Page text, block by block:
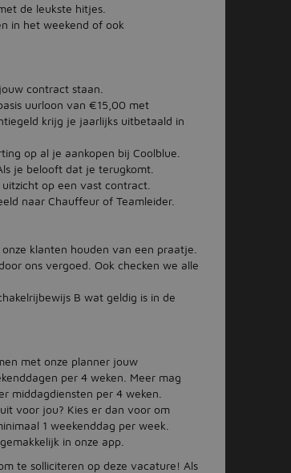
de leukste hitjes.
in het weekend of ook
contract staan.
uurloon van €15,00 met
krijg je jaarlijks uitbetaald in
op al je aankopen bij Coolblue.
je belooft dat je terugkomt.
op een vast contract.
naar Chauffeur of Teamleider.
klanten houden van een praatje.
ons vergoed. Ook checken we alle
B wat geldig is in de
met onze planner jouw
per 4 weken. Meer mag
middagdiensten per 4 weken.
voor jou? Kies er dan voor om
1 weekenddag per week.
in onze app.
te solliciteren op deze vacature! Als